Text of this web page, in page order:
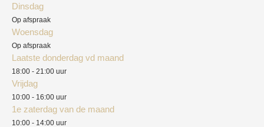
Dinsdag
Op afspraak
Woensdag
Op afspraak
Laatste donderdag vd maand
18:00 - 21:00 uur
Vrijdag
10:00 - 16:00 uur
1e zaterdag van de maand
10:00 - 14:00 uur